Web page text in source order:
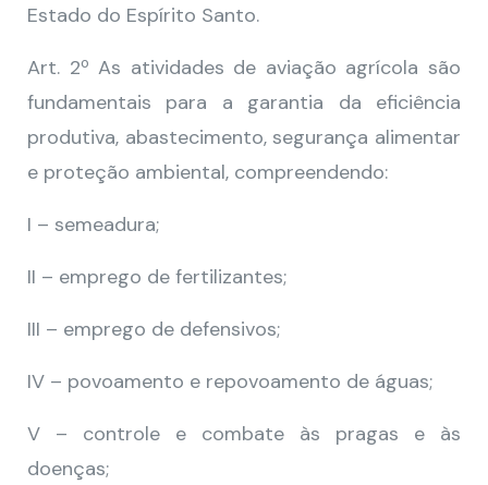
Estado do Espírito Santo.
Art. 2º As atividades de aviação agrícola são
fundamentais para a garantia da eficiência
produtiva, abastecimento, segurança alimentar
e proteção ambiental, compreendendo:
I – semeadura;
II – emprego de fertilizantes;
III – emprego de defensivos;
IV – povoamento e repovoamento de águas;
V – controle e combate às pragas e às
doenças;